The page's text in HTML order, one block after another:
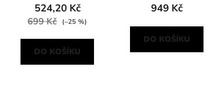
524,20 Kč
699 Kč (–25 %)
DO KOŠÍKU
949 Kč
DO KOŠÍKU